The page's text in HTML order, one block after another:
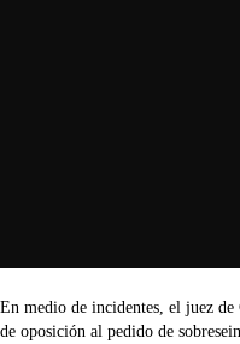
En medio de incidentes, el juez
de oposición al pedido de